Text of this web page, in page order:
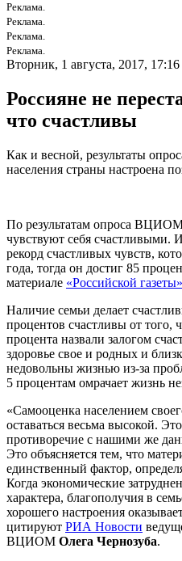
Реклама.
Реклама.
Реклама.
Реклама.
Вторник, 1 августа, 2017, 17:16
Россияне не
что счастливы
Как и весной, результаты
населения страны настроена
По результатам опроса
чувствуют себя счастливыми.
рекорд счастливых чувств,
года, тогда он достиг 85
материале «Российской газеты»
Наличие семьи делает
процентов счастливы от того,
процента назвали залогом
здоровье свое и родных и
недовольны жизнью из-за
5 процентам омрачает жизнь
«Самооценка населением
оставаться весьма высокой.
противоречие с нашими же
Это объясняется тем, что
единственный фактор,
Когда экономические
характера, благополучия в
хорошего настроения
цитируют РИА Новости
ВЦИОМ Олега Чернозуба.